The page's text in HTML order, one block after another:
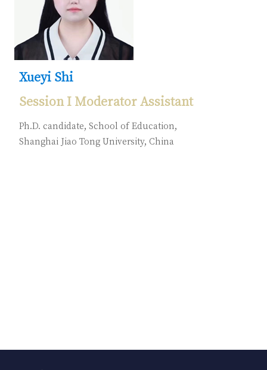
Xueyi Shi
Session I Moderator Assistant
Ph.D. candidate, School of Education,
Shanghai Jiao Tong University, China